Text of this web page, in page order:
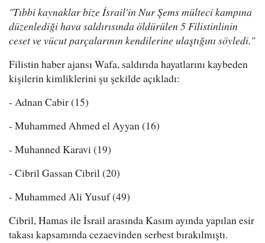
"Tıbbi kaynaklar bize İsrail'in Nur Şems mülteci kampına
düzenlediği hava saldırısında öldürülen 5 Filistinlinin
ceset ve vücut parçalarının kendilerine ulaştığını söyledi."
Filistin haber ajansı Wafa, saldırıda hayatlarını kaybeden
kişilerin kimliklerini şu şekilde açıkladı:
- Adnan Cabir (15)
- Muhammed Ahmed el Ayyan (16)
- Muhanned Karavi (19)
- Cibril Gassan Cibril (20)
- Muhammed Ali Yusuf (49)
Cibril, Hamas ile İsrail arasında Kasım ayında yapılan esir
takası kapsamında cezaevinden serbest bırakılmıştı.